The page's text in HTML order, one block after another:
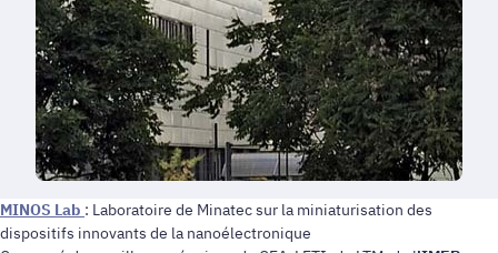
MINOS Lab : Laboratoire de Minatec sur la miniaturisation des
dispositifs innovants de la nanoélectronique